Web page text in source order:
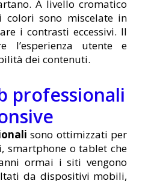
A livello cromatico
colori sono miscelate in
i contrasti eccessivi. Il
l’esperienza utente e
dei contenuti.
professionali
sono ottimizzati per
smartphone o tablet che
ormai i siti vengono
da dispositivi mobili,